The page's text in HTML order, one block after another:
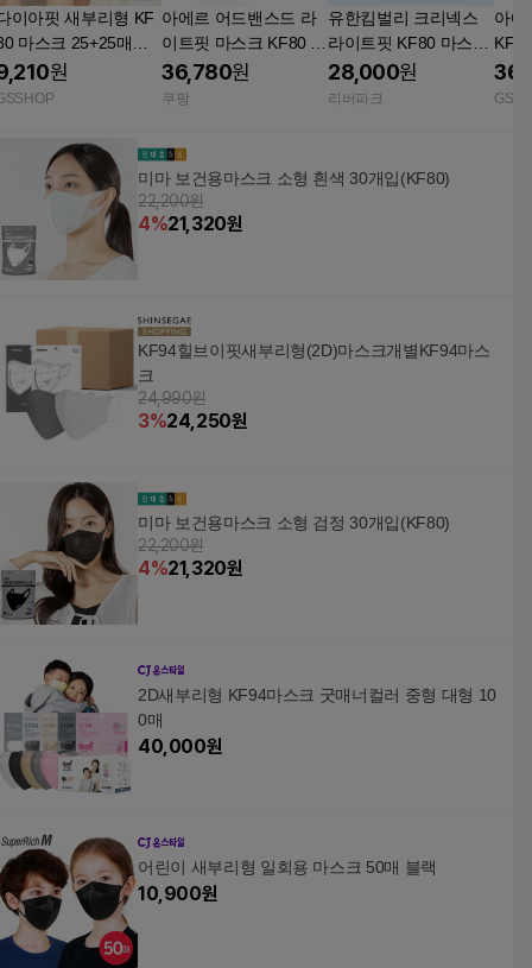
이아핏 새부리형 KF
마스크 25+25매입
우치형원
아에르 어드밴스드 라
이트핏 마스크 KF80 대
형 베이지 50개입 새부
리형 여름용 국산 미세
36,780원
쿠팡
유한킴벌리 크리넥스
라이트핏 KF80 마스크
40매 대형 블랙 비말차
단 귀 편한 새부리형
28,000원
리버파크
아에
스크
미마 보건용마스크 소형 흰색 30개입(KF80)
22,200원
4%21,320원
KF94힐브이핏새부리형(2D)마스크개별KF94마스
크
24,990원
3%24,250원
미마 보건용마스크 소형 검정 30개입(KF80)
22,200원
4%21,320원
2D새부리형 KF94마스크 굿매너컬러 중형 대형 10
0매
40,000원
어린이 새부리형 일회용 마스크 50매 블랙
10,900원